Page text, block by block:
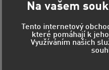
Na vašem
Tento internetový
které pomáhají k
Využíváním našich